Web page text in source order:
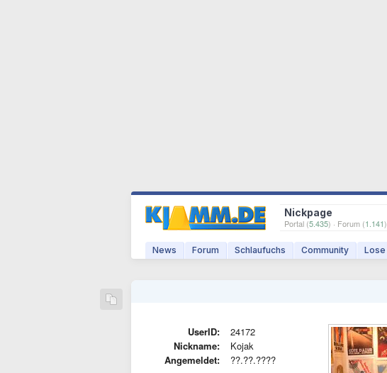
Nickpage
Portal (5.435) · Forum (1.141)
News Forum Schlaufuchs Community Lose
UserID:
24172
Nickname:
Kojak
Angemeldet:
??.??.????